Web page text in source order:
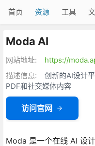
首页 资源 工具
Moda AI
网站地址:
https://
描述信息:
创新的AI设计
PDF和社交媒体内容
访问官网
Moda 是一个在线 AI 设